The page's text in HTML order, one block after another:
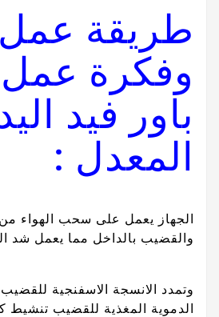
طريقة عمل
وفكرة عمل
باور فيد
المعدل :
الجهاز يعمل على سحب الهواء
والقضيب بالداخل مما يعمل شد
وتمدد الانسجة الاسفنجية للقضيب
الدموية المغذية للقضيب تنشيط